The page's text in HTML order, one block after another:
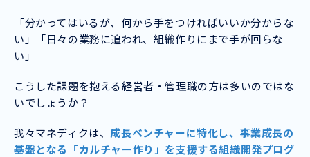
「分かってはいるが、何から手をつければいいか分からな
い」「日々の業務に追われ、組織作りにまで手が回らな
い」
こうした課題を抱える経営者・管理職の方は多いのではな
いでしょうか？
我々マネディクは、 成長ベンチャーに特化し、事業成長の
基盤となる「カルチャー作り」を支援する組織開発プログ